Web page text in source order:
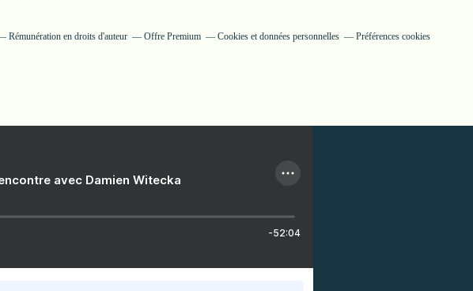
Rémunération en droits d'auteur Offre Premium Cookies et données personnelles Préférences cookies
avec Damien Witecka
-52:04